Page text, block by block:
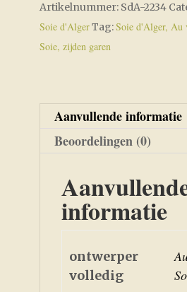
Artikelnummer: SdA-2234
Soie d'AlgerTag:Soie d'Alger, Au
Soie, zijden garen
Aanvullende informatie
Beoordelingen (0)
informatie
ontwerper
volledig